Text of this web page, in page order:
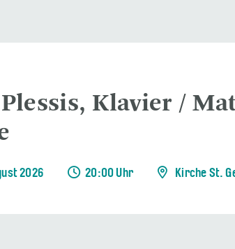
Klavier /
2026 20:00 Uhr Kirche St.